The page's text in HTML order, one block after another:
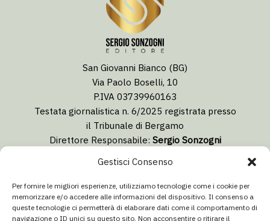
Gestisci Consenso
Per fornire le migliori esperienze, utilizziamo tecnologie come i cookie per
memorizzare e/o accedere alle informazioni del dispositivo. Il consenso a
queste tecnologie ci permetterà di elaborare dati come il comportamento di
navigazione o ID unici su questo sito. Non acconsentire o ritirare il
San Giovanni Bianco (BG)
Via Paolo Boselli, 10
P.IVA 03739960163
Testata giornalistica n. 6/2025 registrata presso
il Tribunale di Bergamo
Direttore Responsabile: Sergio Sonzogni
redazione@isolabergamascanews.it